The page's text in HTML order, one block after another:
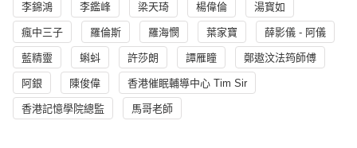
李錦鴻 李鑑峰 梁天琦 楊偉倫 湯寳如
瘋中三子 羅倫斯 羅海憫 葉家寶 薛影儀 - 阿儀
藍精靈 蝌蚪 許莎朗 譚雁瞳 鄭遨汶法筠師傅
阿銀 陳俊偉 香港催眠輔導中心 Tim Sir
香港記憶學院總監 馬哥老師